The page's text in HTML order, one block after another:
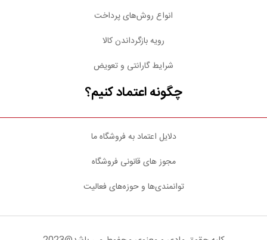
انواع روش‌های پرداخت
رویه بازگرداندن کالا
شرایط گارانتی و تعویض
چگونه اعتماد کنیم؟
دلایل اعتماد به فروشگاه ما
مجوز های قانونی فروشگاه
توانمندی‌ها و حوزه‌های فعالیت